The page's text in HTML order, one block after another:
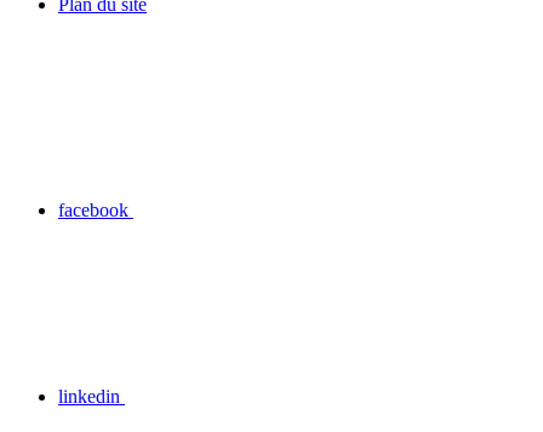
Plan du site
facebook
linkedin